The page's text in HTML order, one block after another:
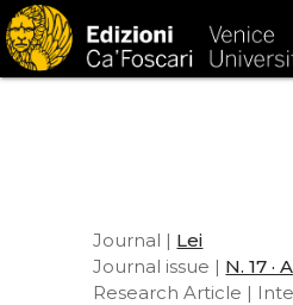
Journal | Lei
Journal issue | N. 17 ·
Research Article |